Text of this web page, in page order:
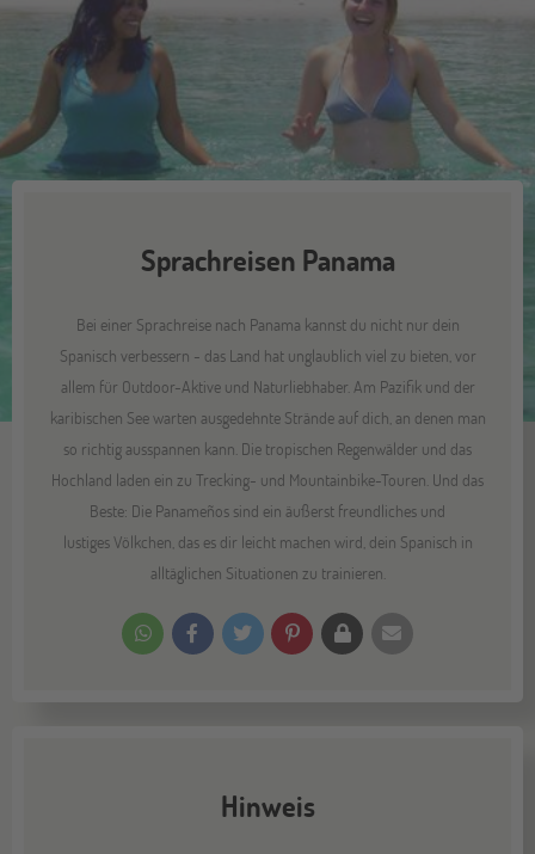
Sprachreisen Panama
Bei einer Sprachreise nach Panama kannst du nicht nur dein
Spanisch verbessern - das Land hat unglaublich viel zu bieten, vor
allem für Outdoor-Aktive und Naturliebhaber. Am Pazifik und der
karibischen See warten ausgedehnte Strände auf dich, an denen man
so richtig ausspannen kann. Die tropischen Regenwälder und das
Hochland laden ein zu Trecking- und Mountainbike-Touren. Und das
Beste: Die Panameños sind ein äußerst freundliches und
lustiges Völkchen, das es dir leicht machen wird, dein Spanisch in
alltäglichen Situationen zu trainieren.
Hinweis